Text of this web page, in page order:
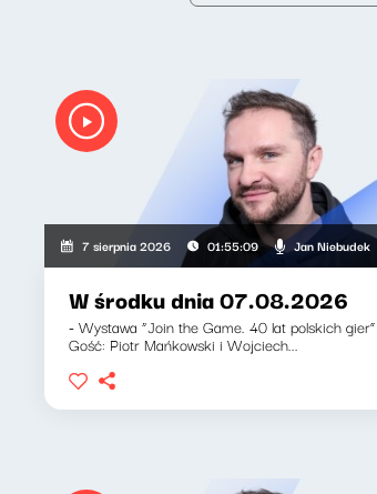
7 sierpnia 2026 01:55:09 Jan Niebudek
W środku dnia 07.08.2026
- Wystawa “Join the Game. 40 lat polskich gier”
Gość: Piotr Mańkowski i Wojciech...